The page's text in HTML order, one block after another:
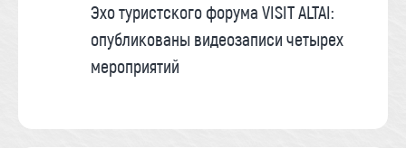
Эхо туристского форума VISIT ALTAI:
опубликованы видеозаписи четырех
мероприятий